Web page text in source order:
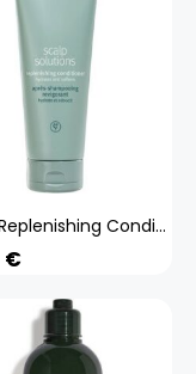
Aveda Replenishing Conditioner (weiss 200 ml) Beauty, Haare
€